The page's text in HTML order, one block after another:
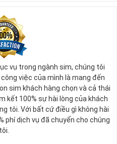
vụ trong ngành sim, chúng tôi
việc của mình là mang đến
sim khách hàng chọn và cả thái
kết 100% sự hài lòng của khách
tôi. Với bất cứ điều gì không hài
phí dịch vụ đã chuyển cho chúng
tôi.